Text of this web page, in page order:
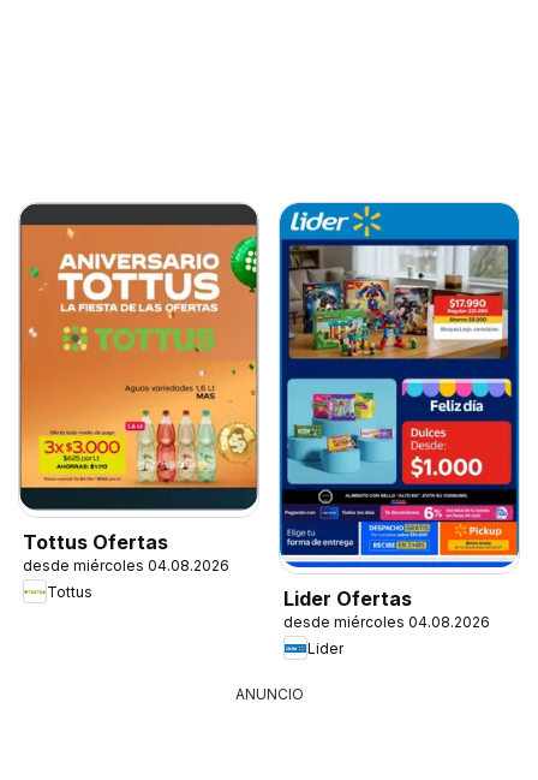
Tottus Ofertas
desde miércoles 04.08.2026
Tottus
Lider Ofertas
desde miércoles 04.08.2026
Lider
ANUNCIO